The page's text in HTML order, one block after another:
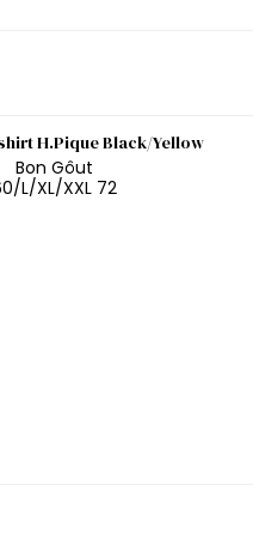
H.Pique Black/Yellow
Bon Gôut
L/XL/XXL 72